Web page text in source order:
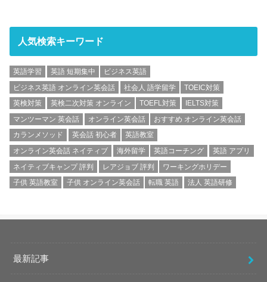
人気検索キーワード
英語学習 英語 短期集中
ビジネス英語
ビジネス英語 オンライン英会話
社会人 語学留学
TOEIC対策
英検対策
英検二次対策 オンライン TOEFL対策
IELTS対策
マンツーマン 英会話
オンライン英会話
おすすめ オンライン英会話
カランメソッド
英会話 初心者
英語教室
オンライン英会話 ネイティブ
海外留学 英語コーチング
英語 アプリ
ネイティブキャンプ 評判
レアジョブ 評判
ワーキングホリデー
子供 英語教室
子供 オンライン英会話 転職 英語 法人 英語研修
最新記事